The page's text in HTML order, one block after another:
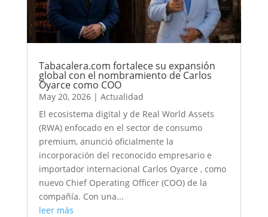
Tabacalera.com fortalece su expansión
global con el nombramiento de Carlos
Oyarce como COO
May 20, 2026| Actualidad
El ecosistema digital y de Real World Assets
(RWA) enfocado en el sector de consumo
premium, anunció oficialmente la
incorporación del reconocido empresario e
importador internacional Carlos Oyarce , como
nuevo Chief Operating Officer (COO) de la
compañía. Con una...
leer más